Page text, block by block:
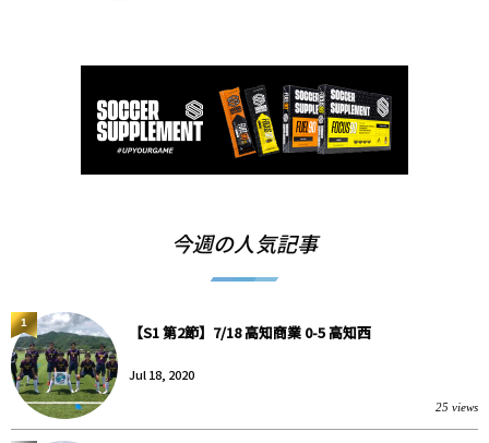
今週の人気記事
【S1 第2節】7/18 高知商業 0-5 高知西
Jul 18, 2020
25 views
1